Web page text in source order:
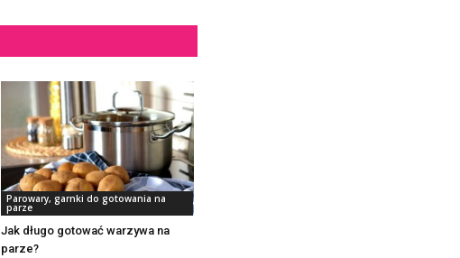
Parowary, garnki do gotowania na
parze
Jak długo gotować warzywa na
parze?